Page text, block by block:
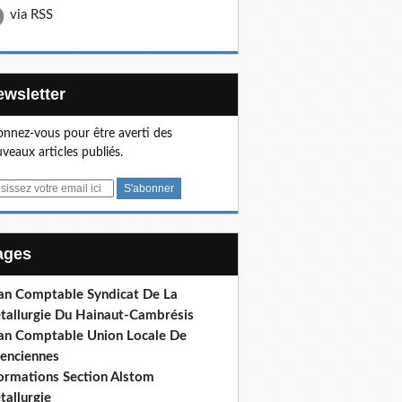
via RSS
vous pour être averti des
articles publiés.
Comptable Syndicat De La
Du Hainaut-Cambrésis
Comptable Union Locale De
Section Alstom